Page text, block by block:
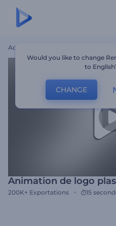
Accueil
Animation de logo
200K+ Exportations 15
Would you like to change
to
CHANGE